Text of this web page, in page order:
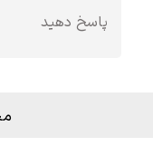
پاسخ دهید